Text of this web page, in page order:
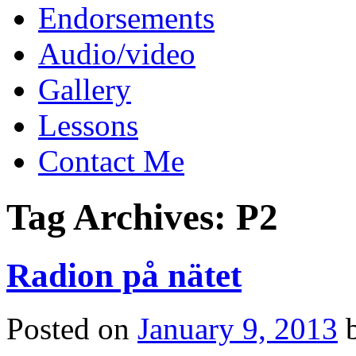
Endorsements
Audio/video
Gallery
Lessons
Contact Me
Tag Archives: P2
Radion på nätet
Posted on January 9, 2013